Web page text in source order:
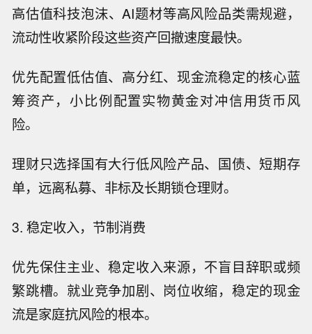
高估值科技泡沫、AI题材等高风险品类需规避，
流动性收紧阶段这些资产回撤速度最快。
优先配置低估值、高分红、现金流稳定的核心蓝
筹资产，小比例配置实物黄金对冲信用货币风
险。
理财只选择国有大行低风险产品、国债、短期存
单，远离私募、非标及长期锁仓理财。
3. 稳定收入，节制消费
优先保住主业、稳定收入来源，不盲目辞职或频
繁跳槽。就业竞争加剧、岗位收缩，稳定的现金
流是家庭抗风险的根本。